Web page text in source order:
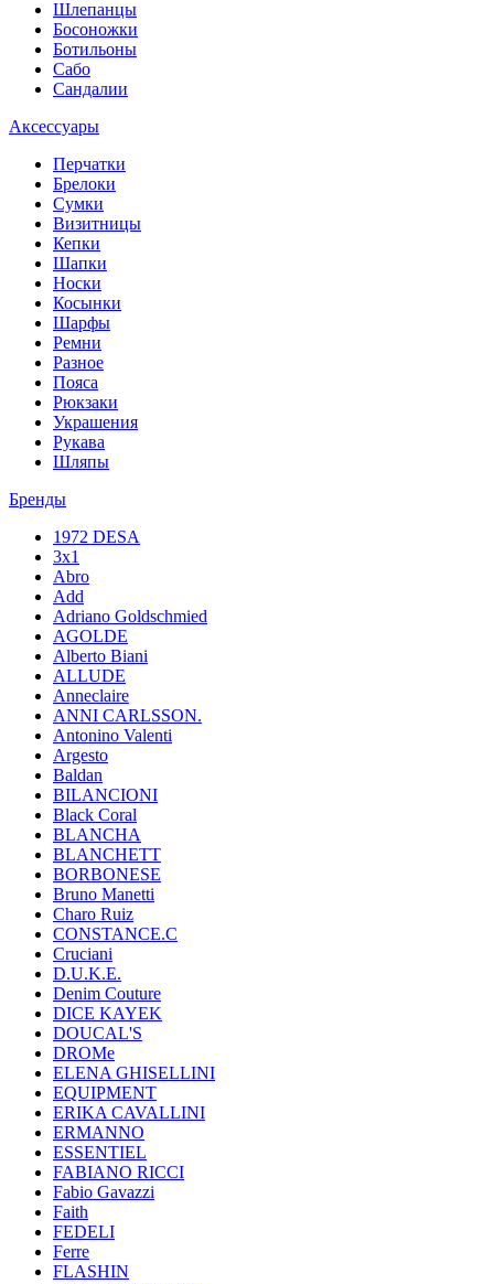
Шлепанцы
Босоножки
Ботильоны
Сабо
Сандалии
Аксессуары
Перчатки
Брелоки
Сумки
Визитницы
Кепки
Шапки
Носки
Косынки
Шарфы
Ремни
Разное
Пояса
Рюкзаки
Украшения
Рукава
Шляпы
Бренды
1972 DESA
3x1
Abro
Add
Adriano Goldschmied
AGOLDE
Alberto Biani
ALLUDE
Anneclaire
ANNI CARLSSON.
Antonino Valenti
Argesto
Baldan
BILANCIONI
Black Coral
BLANCHA
BLANCHETT
BORBONESE
Bruno Manetti
Charo Ruiz
CONSTANCE.C
Cruciani
D.U.K.E.
Denim Couture
DICE KAYEK
DOUCAL'S
DROMe
ELENA GHISELLINI
EQUIPMENT
ERIKA CAVALLINI
ERMANNO
ESSENTIEL
FABIANO RICCI
Fabio Gavazzi
Faith
FEDELI
Ferre
FLASHIN